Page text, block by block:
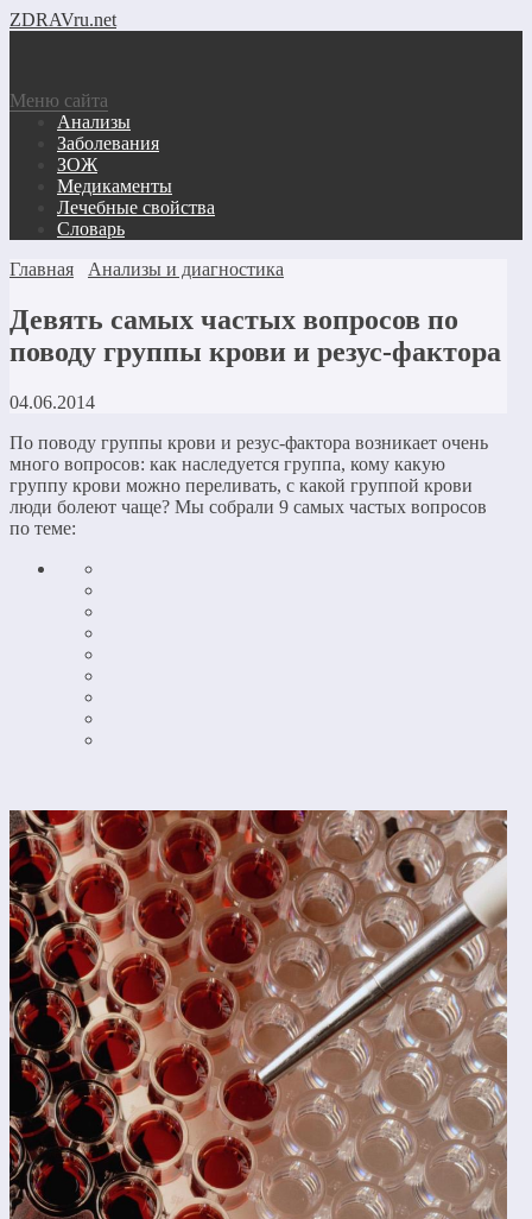
ZDRAVru.net
Меню сайта
Анализы
Заболевания
ЗОЖ
Медикаменты
Лечебные свойства
Словарь
Главная
Анализы и диагностика
Девять самых частых вопросов по
поводу группы крови и резус-фактора
04.06.2014
По поводу группы крови и резус-фактора возникает очень
много вопросов: как наследуется группа, кому какую
группу крови можно переливать, с какой группой крови
люди болеют чаще? Мы собрали 9 самых частых вопросов
по теме: